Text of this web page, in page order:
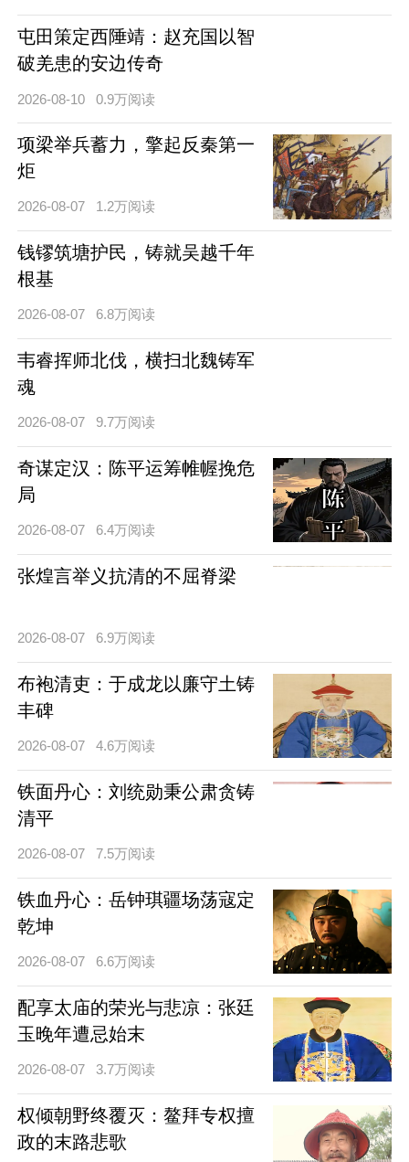
屯田策定西陲靖：赵充国以智
破羌患的安边传奇
2026-08-10 0.9万阅读
项梁举兵蓄力，擎起反秦第一
炬
2026-08-07 1.2万阅读
钱镠筑塘护民，铸就吴越千年
根基
2026-08-07 6.8万阅读
韦睿挥师北伐，横扫北魏铸军
魂
2026-08-07 9.7万阅读
奇谋定汉：陈平运筹帷幄挽危
局
2026-08-07 6.4万阅读
张煌言举义抗清的不屈脊梁
2026-08-07 6.9万阅读
布袍清吏：于成龙以廉守土铸
丰碑
2026-08-07 4.6万阅读
铁面丹心：刘统勋秉公肃贪铸
清平
2026-08-07 7.5万阅读
铁血丹心：岳钟琪疆场荡寇定
乾坤
2026-08-07 6.6万阅读
配享太庙的荣光与悲凉：张廷
玉晚年遭忌始末
2026-08-07 3.7万阅读
权倾朝野终覆灭：鳌拜专权擅
政的末路悲歌